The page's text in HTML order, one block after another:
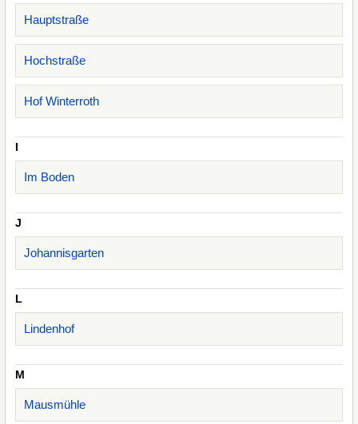
Hauptstraße
Hochstraße
Hof Winterroth
I
Im Boden
J
Johannisgarten
L
Lindenhof
M
Mausmühle